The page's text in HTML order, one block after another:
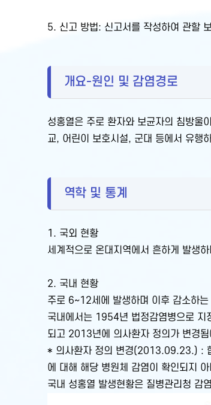
5. 신고 방법: 신고서를 작성하여 관할
개요-원인 및 감염경로
성홍열은 주로 환자와 보균자의 침방울
교, 어린이 보호시설, 군대 등에서 유행
역학 및 통계
1. 국외 현황
세계적으로 온대지역에서 흔하게 발생
2. 국내 현황
주로 6~12세에 발생하며 이후 감소하
국내에서는 1954년 법정감염병으로 지
되고 2013년에 의사환자 정의가 변경
* 의사환자 정의 변경(2013.09.23.) :
에 대해 해당 병원체 감염이 확인되지
국내 성홍열 발생현황은 질병관리청 감